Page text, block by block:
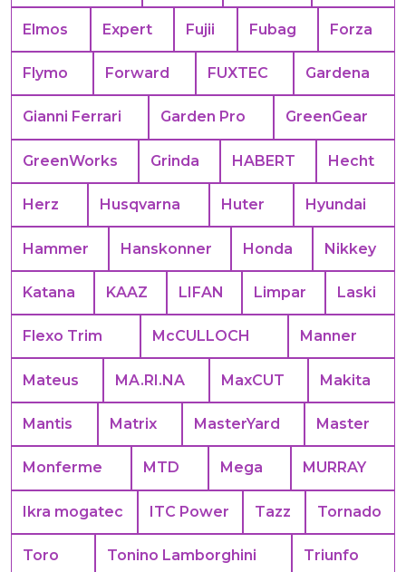
Elmos Expert Fujii Fubag Forza
Flymo Forward FUXTEC Gardena
Gianni Ferrari Garden Pro GreenGear
GreenWorks Grinda HABERT Hecht
Herz Husqvarna Huter Hyundai
Hammer Hanskonner Honda Nikkey
Katana KAAZ LIFAN Limpar Laski
Flexo Trim McCULLOCH Manner
Mateus MA.RI.NA MaxCUT Makita
Mantis Matrix MasterYard Master
Monferme MTD Mega MURRAY
Ikra mogatec ITC Power Tazz Tornado
Toro Tonino Lamborghini Triunfo